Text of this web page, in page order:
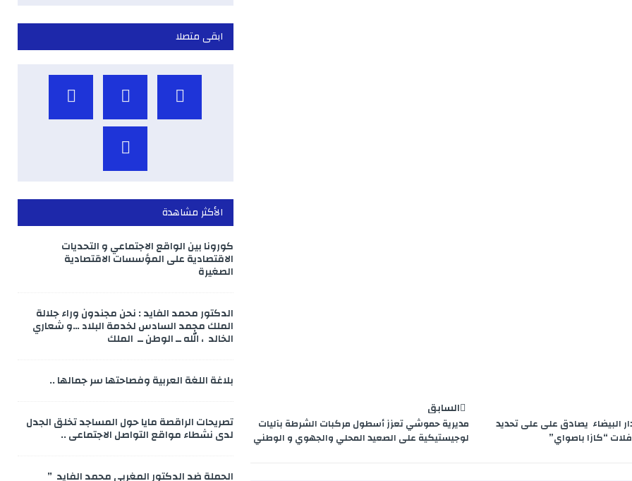
السابق
مديرية حموشي تعزز أسطول مركبات الشرطة بآليات
لوجيستيكية على الصعيد المحلي والجهوي و الوطني
البيضاء يصادق على على تحديد
“كازا باصواي”
ابقى متصلا
الأكثر مشاهدة
كورونا بين الواقع الاجتماعي و التحديات
الاقتصادية على المؤسسات الاقتصادية
الصغيرة
الدكتور محمد الفايد : نحن مجندون وراء جلالة
الملك محمد السادس لخدمة البلاد …و شعاري
الخالد ، الله ــ الوطن ــ الملك
بلاغة اللغة العربية وفصاحتها سر جمالها ..
تصريحات الراقصة مايا حول المساجد تخلق الجدل
لدى نشطاء مواقع التواصل الاجتماعي ..
الحملة ضد الدكتور المغربي محمد الفايد ”